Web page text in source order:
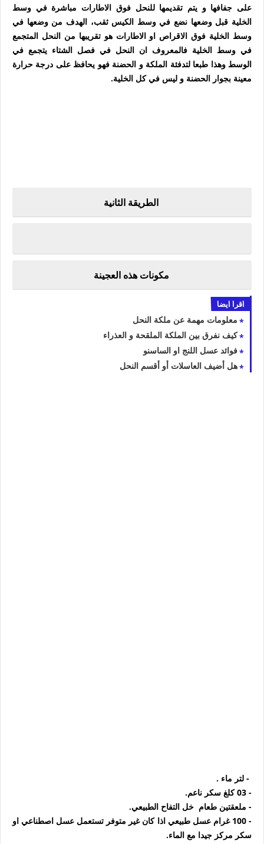
على جفافها و يتم تقديمها للنحل فوق الاطارات مباشرة في وسط
الخلية قبل وضعها نضع في وسط الكيس ثقب، الهدف من وضعها في
وسط الخلية فوق الاقراص او الاطارات هو تقريبها من النحل المتجمع
في وسط الخلية فالمعروف ان النحل في فصل الشتاء يتجمع في
الوسط وهذا طبعا لتدفئة الملكة و الحضنة فهو يحافظ على درجة حرارة
معينة بجوار الحضنة و ليس في كل الخلية.
الطريقة الثانية
مكونات هذه العجينة
اقرا ايضا
معلومات مهمة عن ملكة النحل
كيف نفرق بين الملكة الملقحة و العذراء
فوائد عسل اللنج او الساسنو
هل أضيف العاسلات أو أقسم النحل
- لتر ماء .
- 03 كلغ سكر ناعم.
- ملعقتين طعام خل التفاح الطبيعي.
- 100 غرام عسل طبيعي اذا كان غير متوفر تستعمل عسل اصطناعي او
سكر مركز جيدا مع الماء.